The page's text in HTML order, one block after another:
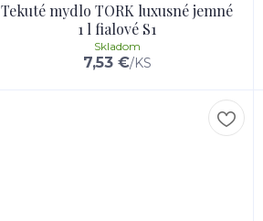
Tekuté mydlo TORK luxusné jemné
1 l fialové S1
7,53 €/KS
Skladom